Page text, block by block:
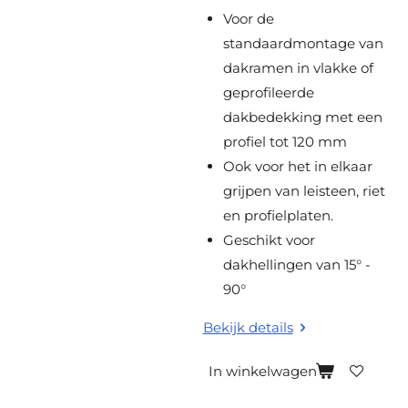
Voor de
standaardmontage van
dakramen in vlakke of
geprofileerde
dakbedekking met een
profiel tot 120 mm
Ook voor het in elkaar
grijpen van leisteen, riet
en profielplaten.
Geschikt voor
dakhellingen van 15° -
90°
Bekijk details
In winkelwagen